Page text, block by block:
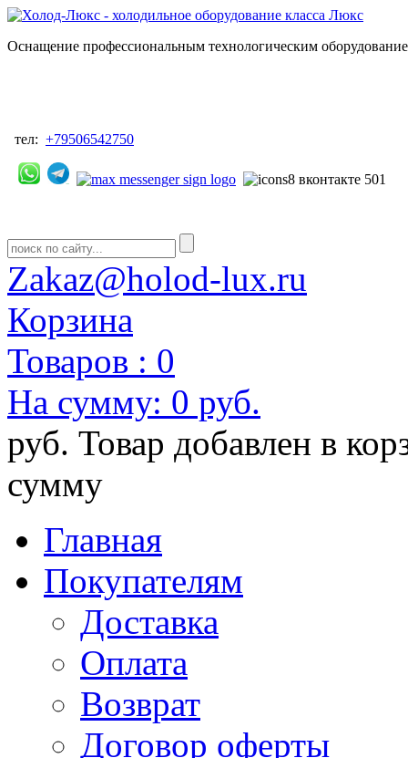
Оснащение профессиональным технологическим
тел: +79506542750
Zakaz@holod-lux.ru
Корзина
Товаров : 0
На сумму: 0 руб.
руб. Товар добавлен в
сумму
Главная
Покупателям
Доставка
Оплата
Возврат
Договор оферты